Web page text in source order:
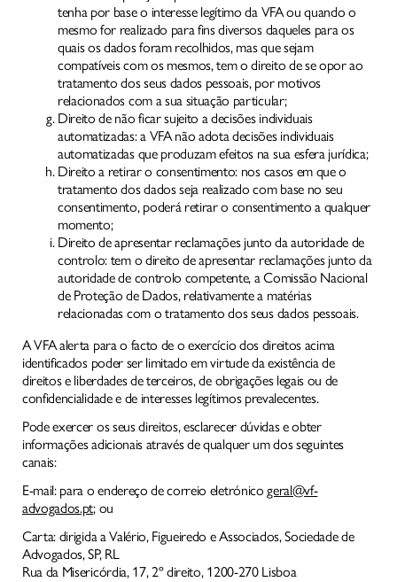
tenha por base o interesse legítimo da VFA ou quando o
mesmo for realizado para fins diversos daqueles para os
quais os dados foram recolhidos, mas que sejam
compatíveis com os mesmos, tem o direito de se opor ao
tratamento dos seus dados pessoais, por motivos
relacionados com a sua situação particular;
Direito de não ficar sujeito a decisões individuais
automatizadas: a VFA não adota decisões individuais
automatizadas que produzam efeitos na sua esfera jurídica;
Direito a retirar o consentimento: nos casos em que o
tratamento dos dados seja realizado com base no seu
consentimento, poderá retirar o consentimento a qualquer
momento;
Direito de apresentar reclamações junto da autoridade de
controlo: tem o direito de apresentar reclamações junto da
autoridade de controlo competente, a Comissão Nacional
de Proteção de Dados, relativamente a matérias
relacionadas com o tratamento dos seus dados pessoais.
A VFA alerta para o facto de o exercício dos direitos acima
identificados poder ser limitado em virtude da existência de
direitos e liberdades de terceiros, de obrigações legais ou de
confidencialidade e de interesses legítimos prevalecentes.
Pode exercer os seus direitos, esclarecer dúvidas e obter
informações adicionais através de qualquer um dos seguintes
canais:
E-mail: para o endereço de correio eletrónicogeral@vf-
advogados.pt; ou
Carta: dirigida a Valério, Figueiredo e Associados, Sociedade de
Advogados, SP, RL
Rua da Misericórdia, 17, 2º direito, 1200-270 Lisboa